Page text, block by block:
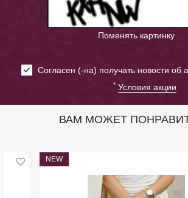
Поменять картинку
Cогласен (-на) получать новости об
* Условия акции
ВАМ МОЖЕТ
NEW